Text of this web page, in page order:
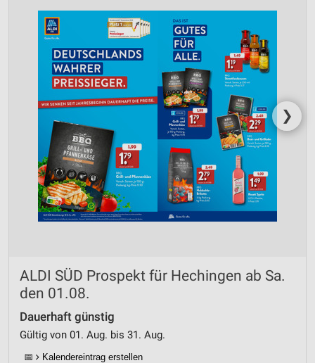
❯
ALDI SÜD Prospekt für Hechingen ab Sa.
den 01.08.
Dauerhaft günstig
Gültig von 01. Aug. bis 31. Aug.
📅 Kalendereintrag erstellen